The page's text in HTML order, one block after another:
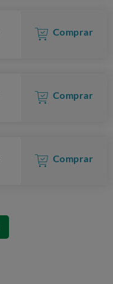
Comprar
Comprar
Comprar